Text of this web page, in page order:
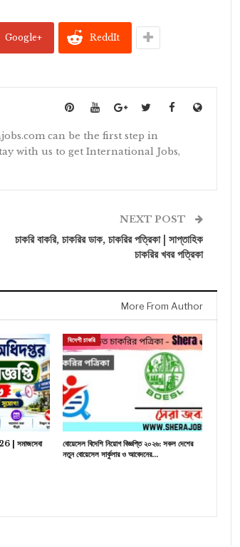
Google+ ReddIt
can be the first step in
with us to get International Jobs,
NEXT POST
চাকরি বাকরি, চাকরির ডাক, চাকরির পত্রিকা | সাপ্তাহিক
চাকরির খবর পত্রিকা
More From Author
সমাজসেবা
বিদেশী চাকরি
বোয়েসেল বিদেশি নিয়োগ বিজ্ঞপ্তি ২০২৬: সকল দেশের
নতুন বোয়েসেল সার্কুলার ও আবেদনের…